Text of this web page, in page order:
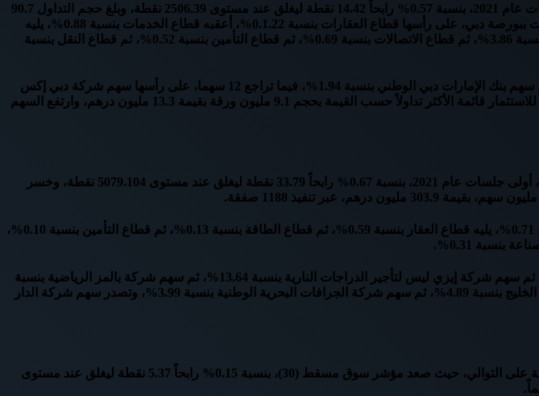
ارتفع المؤشر العام لسوق دبي المالي، بختام تعاملات جلسة اليوم الأحد، بداية جلسات الأسبوع، أولى جلسات عام 2021، بنسبة 0.57% رابحاً 14.42 نقطة ليغلق عند مستوى 2506.39 نقطة، وبلغ حجم التداول 90.7
مليون سهم محققة ما قيمته 76 مليون درهم من خلال تنفيذ 1227 صفقة لعدد 29 سهماً، وصعدت 3 قطاعات ببورصة دبي، على رأسها قطاع العقارات بنسبة 0.1.22%، أعقبه قطاع الخدمات بنسبة 0.88%، يليه
قطاع الاستثمار والخدمات المالية بنسبة 0.70%، ثم قطاع البنوك بنسبة 0.56%، فيما تراجع قطاع السلع بنسبة 3.86%، ثم قطاع الاتصالات بنسبة 0.69%، ثم قطاع التأمين بنسبة 0.52%، ثم قطاع النقل بنسبة
وقفز 11 سهماً ببورصة دبي خلال جلسة تداول اليوم، على رأسها سهم شركة دار التكافل بنسبة 3.43%، ثم سهم بنك الإمارات دبي الوطني بنسبة 1.94%، فيما تراجع 12 سهما، على رأسها سهم شركة دبي إكس
بي إنترتيمنتس بنسبة 4.49%، ثم سهم مصرف السلام السودان بنسبة 1.84%، فيما تصدر سهم شركة دبي للاستثمار قائمة الأكثر تداولاً حسب القيمة بحجم 9.1 مليون ورقة بقيمة 13.3 مليون درهم، وارتفع السهم
ارتفع المؤشر العام لسوق أبوظبي للأوراق المالية، بختام تعاملات جلسة اليوم الأحد، بداية جلسات الأسبوع، أولى جلسات عام 2021، بنسبة 0.67% رابحاً 33.79 نقطة ليغلق عند مستوى 5079.104 نقطة، وخسر
وصعدت 5 قطاعات ببورصة أبوظبي، على رأسها قطاع البنوك بنسبة 1.02%، أعقبه قطاع الاتصالات بنسبة 0.71%، يليه قطاع العقار بنسبة 0.59%، ثم قطاع الطاقة بنسبة 0.13%، ثم قطاع التأمين بنسبة 0.10%،
وارتفع 13 سهماً ببورصة أبوظبي خلال جلسة تداول اليوم وتصدرها سهم شركة مخازن زي بنسبة 14.86%، ثم سهم شركة إيزي ليس لتأجير الدراجات النارية بنسبة 13.64%، ثم سهم شركة بالمز الرياضية بنسبة
12.73%، فيما تراجعت 11 سهماً على رأسها سهم شركة الواحة كابيتال بنسبة 5%، ثم سهم شركة أسمنت الخليج بنسبة 4.89%، ثم سهم شركة الجرافات البحرية الوطنية بنسبة 3.99%، وتصدر سهم شركة الدار
ارتفع سوق مسقط للأوراق المالية بختام تعاملات جلسة اليوم الأحد، بداية جلسات الأسبوع، للجلسة السابعة على التوالي، حيث صعد مؤشر سوق مسقط (30)، بنسبة 0.15% رابحاً 5.37 نقطة ليغلق عند مستوى